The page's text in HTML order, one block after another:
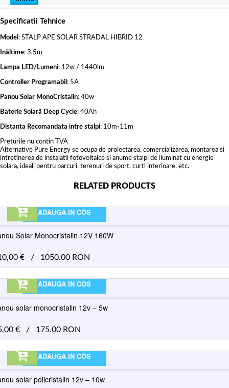
Specificatii Tehnice
Model : STALP APE SOLAR STRADAL HIBRID 12
Inãltime: 3,5m
Lampa LED/Lumeni: 12w / 1440lm
Controller Programabil : 5A
Panou Solar MonoCristalin: 40w
Baterie Solarã Deep Cycle: 40Ah
Distanta Recomandata intre stalpi: 10m-11m
Preturile nu contin TVA
Alternative Pure Energy se ocupa de proiectarea, comercializarea, montarea si
intretinerea de instalatii fotovoltaice si anume stalpi de iluminat cu energie
solara, ideali pentru parcuri, terenuri de sport, curti interioare, etc.
RELATED PRODUCTS
ADAUGA IN COS
Solar Monocristalin 12V 160W
€ / 1050.00 RON
ADAUGA IN COS
solar monocristalin 12v – 5w
€ / 175.00 RON
ADAUGA IN COS
solar policristalin 12v – 10w